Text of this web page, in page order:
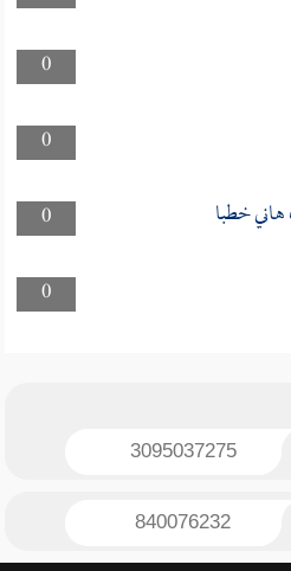
0
0
0
خطبا
0
3095037275
840076232